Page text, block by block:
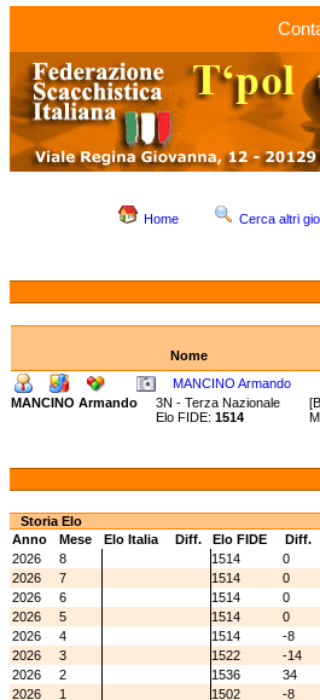
Home Cerca altri
Nome
MANCINO Armando
MANCINO Armando
3N - Terza Nazionale
Elo FIDE: 1514
Storia Elo
Anno
Mese Elo Italia Diff. Elo FIDE
Diff.
2026
8 1514
0
2026
7 1514
0
2026
6 1514
0
2026
5 1514
0
2026
4 1514
-8
2026
3 1522
-14
2026
2 1536
34
2026
1 1502
-8